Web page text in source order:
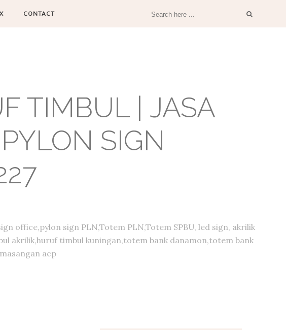
CONTACT
TIMBUL | JASA
SIGN
office,pylon sign PLN,Totem PLN,Totem SPBU, led sign, akrilik
akrilik,huruf timbul kuningan,totem bank danamon,totem bank
acp